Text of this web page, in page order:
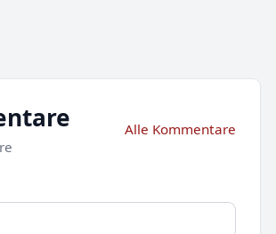
Alle Kommentare